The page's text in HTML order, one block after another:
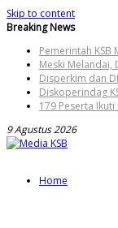
Skip to content
Breaking News
Pemerintah KSB
Meski Melandai,
Disperkim dan
Diskoperindag
179 Peserta Ikuti
9 Agustus 2026
Home